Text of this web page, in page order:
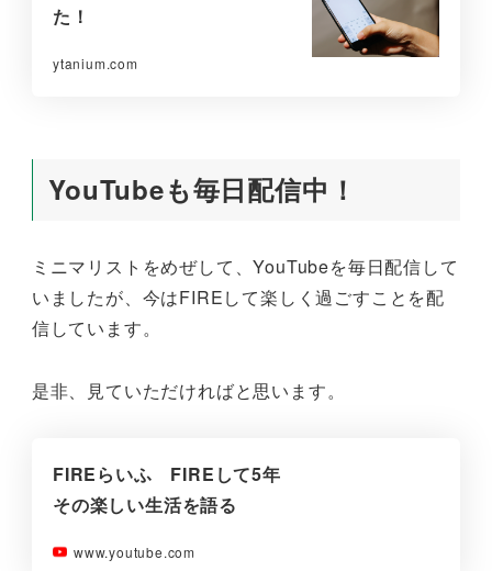
た！
ytanium.com
YouTubeも毎日配信中！
ミニマリストをめぜして、YouTubeを毎日配信して
いましたが、今はFIREして楽しく過ごすことを配
信しています。
是非、見ていただければと思います。
FIREらいふ FIREして5年
その楽しい生活を語る
www.youtube.com